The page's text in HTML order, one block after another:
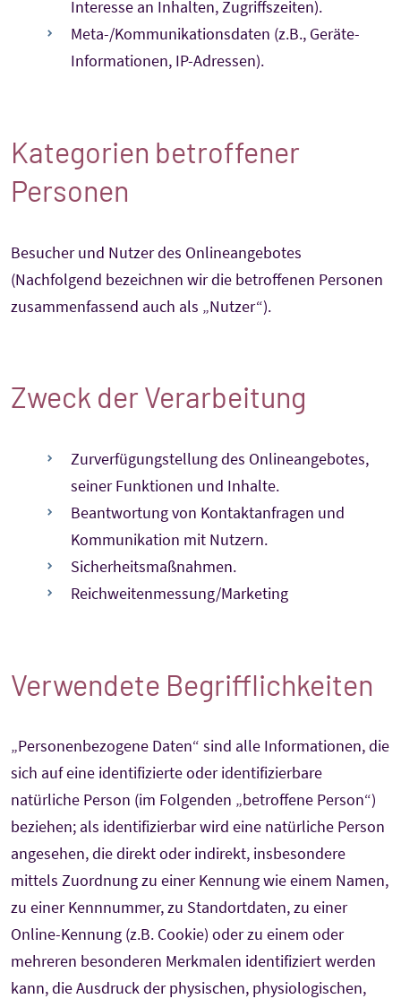
Interesse an Inhalten, Zugriffszeiten).
Meta-/Kommunikationsdaten (z.B., Geräte-
Informationen, IP-Adressen).
Kategorien betroffener
Personen
Besucher und Nutzer des Onlineangebotes
(Nachfolgend bezeichnen wir die betroffenen Personen
zusammenfassend auch als „Nutzer“).
Zweck der Verarbeitung
Zurverfügungstellung des Onlineangebotes,
seiner Funktionen und Inhalte.
Beantwortung von Kontaktanfragen und
Kommunikation mit Nutzern.
Sicherheitsmaßnahmen.
Reichweitenmessung/Marketing
Verwendete Begrifflichkeiten
„Personenbezogene Daten“ sind alle Informationen, die
sich auf eine identifizierte oder identifizierbare
natürliche Person (im Folgenden „betroffene Person“)
beziehen; als identifizierbar wird eine natürliche Person
angesehen, die direkt oder indirekt, insbesondere
mittels Zuordnung zu einer Kennung wie einem Namen,
zu einer Kennnummer, zu Standortdaten, zu einer
Online-Kennung (z.B. Cookie) oder zu einem oder
mehreren besonderen Merkmalen identifiziert werden
kann, die Ausdruck der physischen, physiologischen,